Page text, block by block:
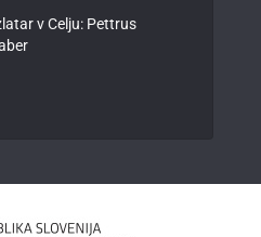
v Celju: Pettrus